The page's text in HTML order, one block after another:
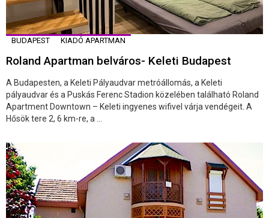
BUDAPEST KIADÓ APARTMAN
Roland Apartman belváros- Keleti Budapest
A Budapesten, a Keleti Pályaudvar metróállomás, a Keleti
pályaudvar és a Puskás Ferenc Stadion közelében található Roland
Apartment Downtown – Keleti ingyenes wifivel várja vendégeit. A
Hősök tere 2, 6 km-re, a ...